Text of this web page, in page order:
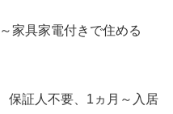
家具家電付きで住める
保証人不要、1ヵ月～入居